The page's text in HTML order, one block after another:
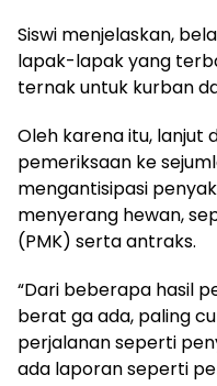
Siswi menjelaskan,
lapak-lapak yang
ternak untuk kurban
Oleh karena itu, lanjut
pemeriksaan ke
mengantisipasi
menyerang hewan,
(PMK) serta antraks.
“Dari beberapa hasil
berat ga ada, paling
perjalanan seperti
ada laporan seperti